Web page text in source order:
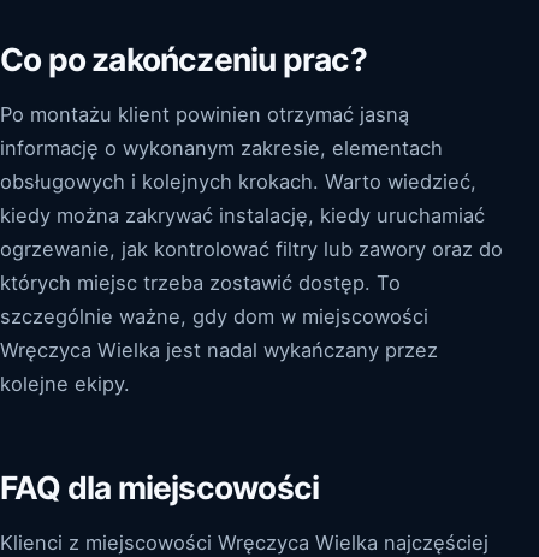
Co po zakończeniu prac?
Po montażu klient powinien otrzymać jasną
informację o wykonanym zakresie, elementach
obsługowych i kolejnych krokach. Warto wiedzieć,
kiedy można zakrywać instalację, kiedy uruchamiać
ogrzewanie, jak kontrolować filtry lub zawory oraz do
których miejsc trzeba zostawić dostęp. To
szczególnie ważne, gdy dom w miejscowości
Wręczyca Wielka jest nadal wykańczany przez
kolejne ekipy.
FAQ dla miejscowości
Klienci z miejscowości Wręczyca Wielka najczęściej